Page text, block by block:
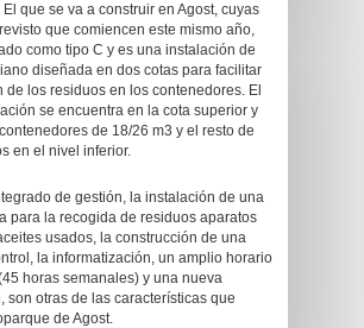
que se va a construir en Agost, cuyas
que comiencen este mismo año,
como tipo C y es una instalación de
diseñada en dos cotas para facilitar
de los residuos en los contenedores. El
se encuentra en la cota superior y
de 18/26 m3 y el resto de
en el nivel inferior.
de gestión, la instalación de una
para la recogida de residuos aparatos
usados, la construcción de una
la informatización, un amplio horario
horas semanales) y una nueva
son otras de las características que
de Agost.